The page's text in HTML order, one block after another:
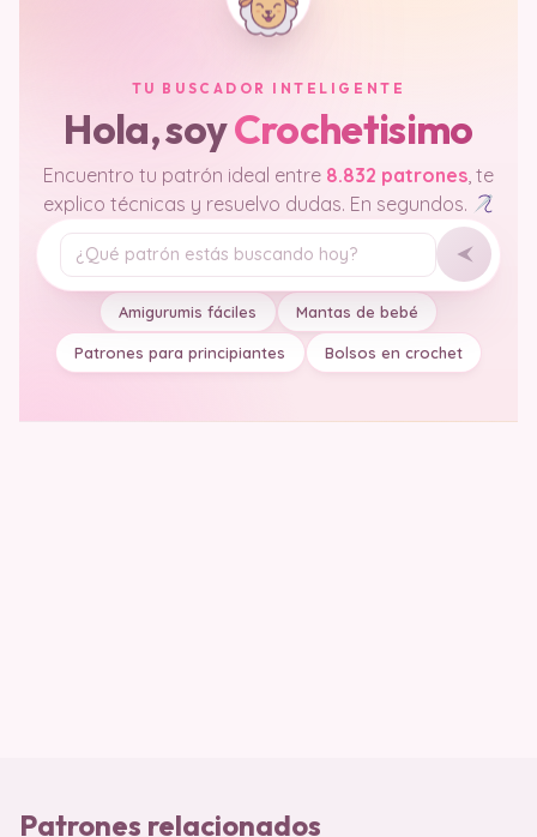
TU BUSCADOR INTELIGENTE
Hola, soyCrochetisimo
Encuentro tu patrón ideal entre 8.832 patrones, te
explico técnicas y resuelvo dudas. En segundos.
Tu pregunta
Amigurumis fáciles Mantas de bebé
Patrones para principiantes Bolsos en crochet
Patrones relacionados